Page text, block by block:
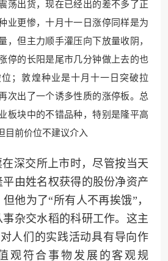
荡出货，现在已经出的差不多了正
业更惨，十月十一日涨停同样是为
，但主力顺手灌压向下放量收阴，
停的长阳是尾市几分钟做上去的也
；敦煌种业是十月十一日突破拉
次出了一个诱多性质的涨停板。总
板块中的不错品种，特别是隆平高
目前价位不建议介入
在深交所上市时，尽管按当天
由姓名权获得的股份净资产
他为了“所有人不再挨饿”，
杂交水稻的科研工作。这主
人们的实践活动具有导向作
观符合事物发展的客观规